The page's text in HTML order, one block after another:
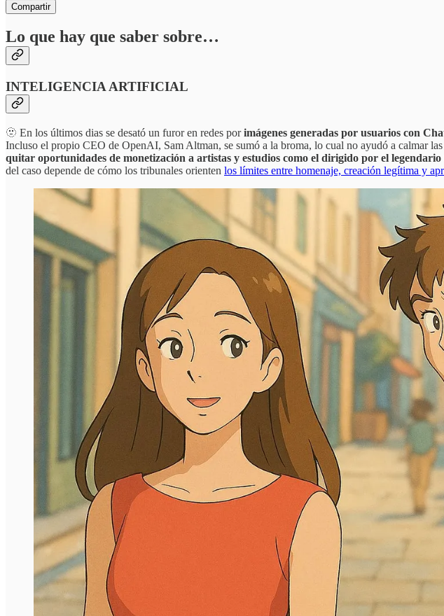
Compartir
Lo que hay que saber sobre…
INTELIGENCIA ARTIFICIAL
🫥 En los últimos dias se desató un furor en redes porimágenes generadas por usuarios con
Incluso el propio CEO de OpenAI, Sam Altman, se sumó a la broma, lo cual no ayudó a calmar
quitar oportunidades de monetización a artistas y estudios como el dirigido por el
del caso depende de cómo los tribunales orienten los límites entre homenaje, creación legítima y